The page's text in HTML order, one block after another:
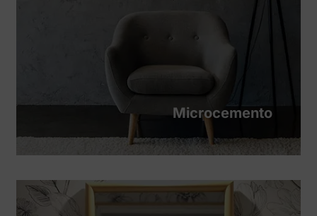
Microcemento